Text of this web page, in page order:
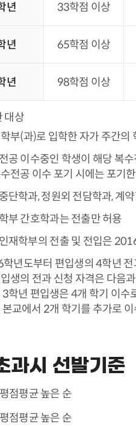
년 33학점 이상
년 65학점 이상
년 98학점 이상
대상
부(과)로 입학한 자가 주간
공 이수중인 학생이 해당 복
전공 이수 포기 시에는 포기
단학과, 정원외 전담학과, 계
부 간호학과는 전출만 허용
재학부의 전출 및 전입은
년도부터 편입생의 4학년 전
생의 전과 신청 자격은 다음
학년 편입생은 4개 학기 이수
교에서 2개 학기를 추가로 이
과시 선발기준
평점평균 높은 순
평점평균 높은 순